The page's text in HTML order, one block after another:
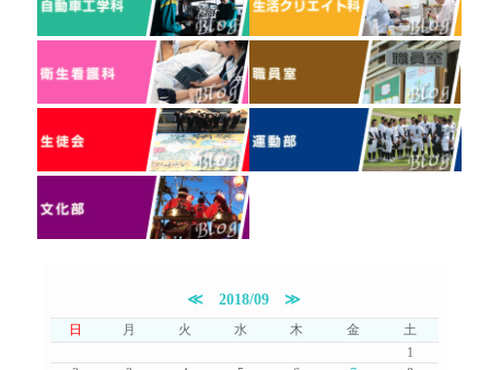
≪ 2018/09 ≫
日 月 火 水 木 金
土
1